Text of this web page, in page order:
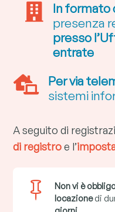
 In formato
presenza
presso
entrate
 Per via
sistemi
A seguito di
di registroe l’
 Non vi è
locazionedi